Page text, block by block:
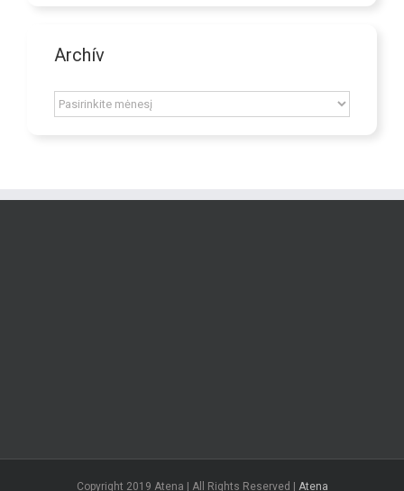
Archív
Archív
Copyright 2019 Atena | All Rights Reserved | Atena